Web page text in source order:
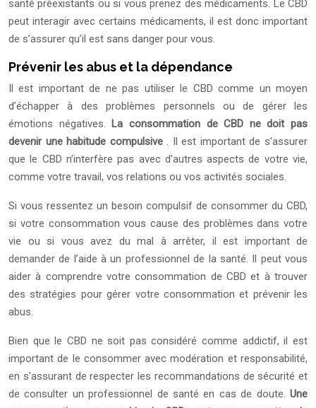
santé préexistants ou si vous prenez des médicaments. Le CBD
peut interagir avec certains médicaments, il est donc important
de s’assurer qu’il est sans danger pour vous.
Prévenir les abus et la dépendance
Il est important de ne pas utiliser le CBD comme un moyen
d’échapper à des problèmes personnels ou de gérer les
émotions négatives. La consommation de CBD ne doit pas
devenir une habitude compulsive . Il est important de s’assurer
que le CBD n’interfère pas avec d’autres aspects de votre vie,
comme votre travail, vos relations ou vos activités sociales.
Si vous ressentez un besoin compulsif de consommer du CBD,
si votre consommation vous cause des problèmes dans votre
vie ou si vous avez du mal à arrêter, il est important de
demander de l’aide à un professionnel de la santé. Il peut vous
aider à comprendre votre consommation de CBD et à trouver
des stratégies pour gérer votre consommation et prévenir les
abus.
Bien que le CBD ne soit pas considéré comme addictif, il est
important de le consommer avec modération et responsabilité,
en s’assurant de respecter les recommandations de sécurité et
de consulter un professionnel de santé en cas de doute. Une